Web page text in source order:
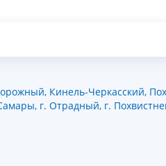
Кинель-Черкасский,
г. Отрадный, г.